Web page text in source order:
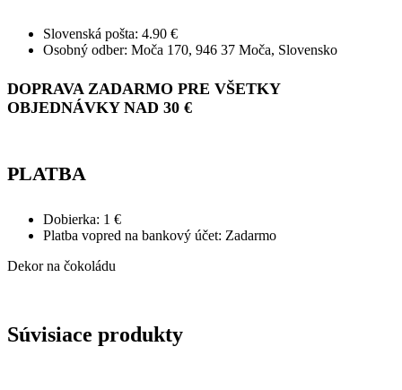
Slovenská pošta: 4.90 €
Osobný odber: Moča 170, 946 37 Moča, Slovensko
DOPRAVA ZADARMO PRE VŠETKY
OBJEDNÁVKY NAD 30 €
PLATBA
Dobierka: 1 €
Platba vopred na bankový účet: Zadarmo
Dekor na čokoládu
Súvisiace produkty